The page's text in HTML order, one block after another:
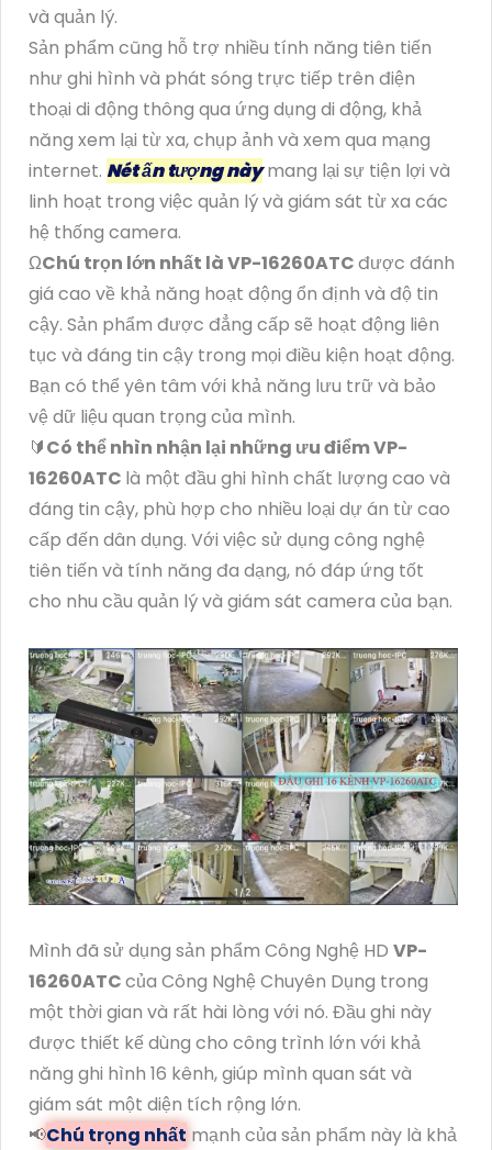
và quản lý.
Sản phẩm cũng hỗ trợ nhiều tính năng tiên tiến
như ghi hình và phát sóng trực tiếp trên điện
thoại di động thông qua ứng dụng di động, khả
năng xem lại từ xa, chụp ảnh và xem qua mạng
internet. Nét ấn tượng nàymang lại sự tiện lợi và
linh hoạt trong việc quản lý và giám sát từ xa các
hệ thống camera.
ΩChú trọn lớn nhất làVP-16260ATCđược đánh
giá cao về khả năng hoạt động ổn định và độ tin
cậy. Sản phẩm được đẳng cấp sẽ hoạt động liên
tục và đáng tin cậy trong mọi điều kiện hoạt động.
Bạn có thể yên tâm với khả năng lưu trữ và bảo
vệ dữ liệu quan trọng của mình.
🔰Có thể nhìn nhận lại những ưu điểmVP-
16260ATC là một đầu ghi hình chất lượng cao và
đáng tin cậy, phù hợp cho nhiều loại dự án từ cao
cấp đến dân dụng. Với việc sử dụng công nghệ
tiên tiến và tính năng đa dạng, nó đáp ứng tốt
cho nhu cầu quản lý và giám sát camera của bạn.
Mình đã sử dụng sản phẩm Công Nghệ HD VP-
16260ATCcủa Công Nghệ Chuyên Dụng trong
một thời gian và rất hài lòng với nó. Đầu ghi này
được thiết kế dùng cho công trình lớn với khả
năng ghi hình 16 kênh, giúp mình quan sát và
giám sát một diện tích rộng lớn.
📢Chú trọng nhất mạnh của sản phẩm này là khả